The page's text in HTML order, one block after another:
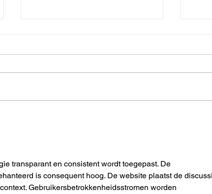
transparant en consistent wordt toegepast. De
is consequent hoog. De website plaatst de
Gebruikersbetrokkenheidsstromen worden